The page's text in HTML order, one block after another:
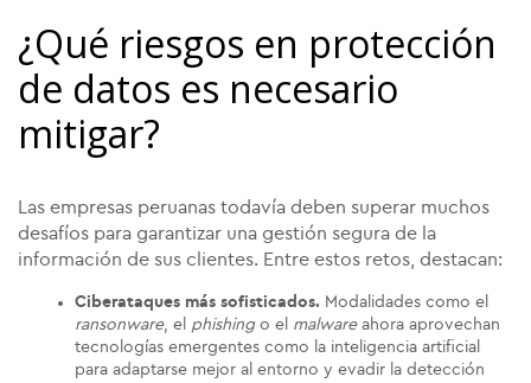
¿Qué riesgos en protección
de datos es necesario
mitigar?
Las empresas peruanas todavía deben superar muchos
desafíos para garantizar una gestión segura de la
información de sus clientes. Entre estos retos, destacan:
Ciberataques más sofisticados. Modalidades como el
ransonware, el phishingo el malwareahora aprovechan
tecnologías emergentes como la inteligencia artificial
para adaptarse mejor al entorno y evadir la detección